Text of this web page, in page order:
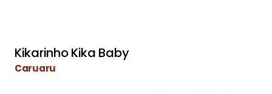
Kikarinho Kika Baby
Caruaru